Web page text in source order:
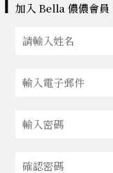
加入 Bella 儂儂會員